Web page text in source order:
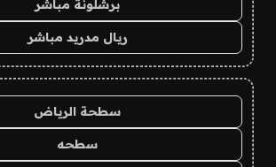
برشلونة مباشر
ريال مدريد مباشر
سطحة الرياض
سطحه